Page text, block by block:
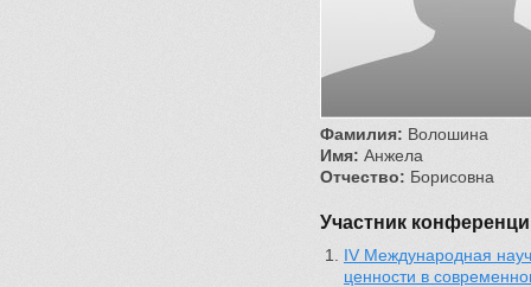
Фамилия: Волошина
Имя: Анжела
Отчество: Борисовна
Участник
IV Международная
ценности в